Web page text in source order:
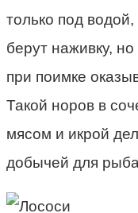
только под
берут наживку,
при поимке
Такой норов в
мясом и икрой
добычей для